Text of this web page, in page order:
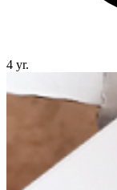
4 yr.